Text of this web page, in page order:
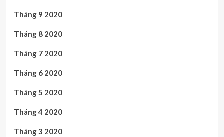
Tháng 9 2020
Tháng 8 2020
Tháng 7 2020
Tháng 6 2020
Tháng 5 2020
Tháng 4 2020
Tháng 3 2020